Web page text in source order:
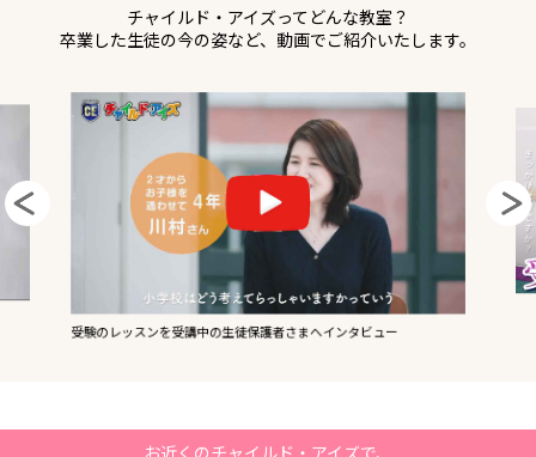
チャイルド・アイズってどんな教室？
卒業した生徒の今の姿など、動画でご紹介いたします。
受験のレッスンを受講中の生徒保護者さまへインタビュー
お近くのチャイルド・アイズで、